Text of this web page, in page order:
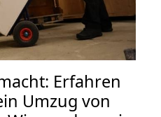
Erfahren
Umzug von